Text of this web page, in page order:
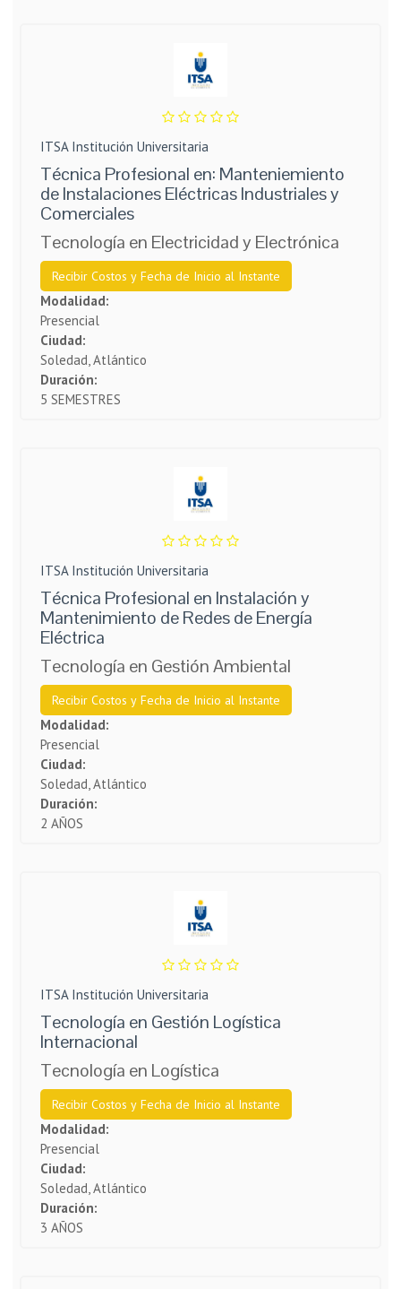
ITSA Institución Universitaria
Técnica Profesional en: Manteniemiento
de Instalaciones Eléctricas Industriales y
Comerciales
Tecnología en Electricidad y Electrónica
Recibir Costos y Fecha de Inicio al Instante
Modalidad:
Presencial
Ciudad:
Soledad, Atlántico
Duración:
5 SEMESTRES
ITSA Institución Universitaria
Técnica Profesional en Instalación y
Mantenimiento de Redes de Energía
Eléctrica
Tecnología en Gestión Ambiental
Recibir Costos y Fecha de Inicio al Instante
Modalidad:
Presencial
Ciudad:
Soledad, Atlántico
Duración:
2 AÑOS
ITSA Institución Universitaria
Tecnología en Gestión Logística
Internacional
Tecnología en Logística
Recibir Costos y Fecha de Inicio al Instante
Modalidad:
Presencial
Ciudad:
Soledad, Atlántico
Duración:
3 AÑOS